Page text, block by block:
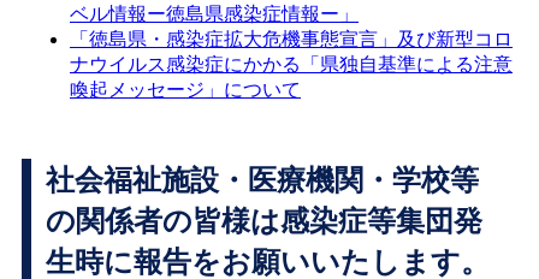
ベル情報ー徳島県感染症情報ー」
「徳島県・感染症拡大危機事態宣言」及び新型コロ
ナウイルス感染症にかかる「県独自基準による注意
喚起メッセージ」について
社会福祉施設・医療機関・学校等
の関係者の皆様は感染症等集団発
生時に報告をお願いいたします。